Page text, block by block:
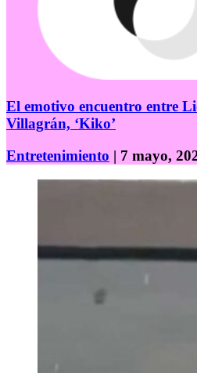
El emotivo encuentro entre
Villagrán, ‘Kiko’
Entretenimiento | 7 mayo,